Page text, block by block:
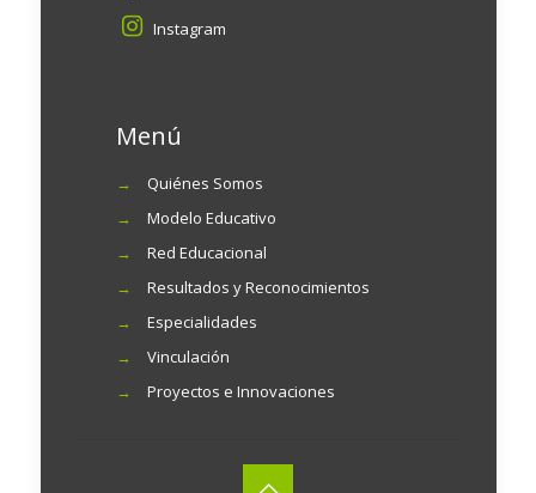
Instagram
Menú
→
Quiénes Somos
→
Modelo Educativo
→
Red Educacional
→
Resultados y Reconocimientos
→
Especialidades
→
Vinculación
→
Proyectos e Innovaciones